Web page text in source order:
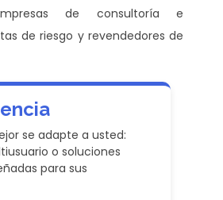
de consultoría e
de riesgo y revendedores de
se adapte a usted:
o soluciones
para sus